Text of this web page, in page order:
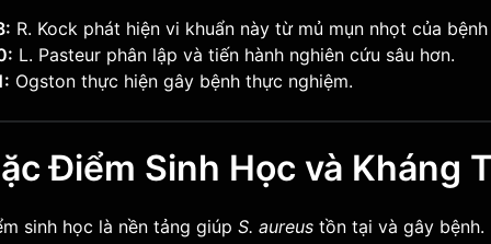
R. Kock phát hiện vi khuẩn này từ mủ mụn nhọt của bệnh
L. Pasteur phân lập và tiến hành nghiên cứu sâu hơn.
Ogston thực hiện gây bệnh thực nghiệm.
Điểm Sinh Học và Kháng
sinh học là nền tảng giúp S. aureus tồn tại và gây bệnh.